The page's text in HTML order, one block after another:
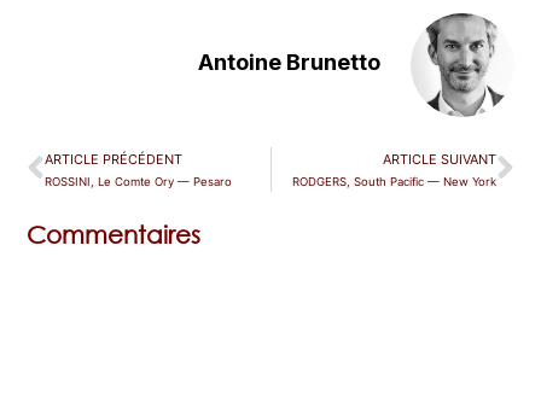
Antoine Brunetto
ARTICLE PRÉCÉDENT
ROSSINI, Le Comte Ory — Pesaro
ARTICLE SUIVANT
RODGERS, South Pacific — New York
Commentaires